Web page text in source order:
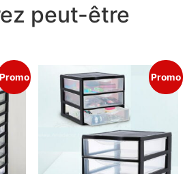
peut-être
Promo Promo